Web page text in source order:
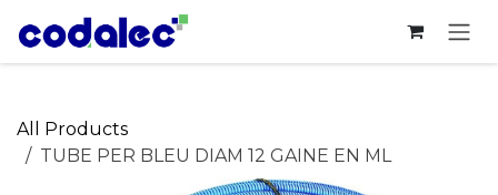
Skip to Content
All Products
TUBE PER BLEU DIAM 12 GAINE EN ML